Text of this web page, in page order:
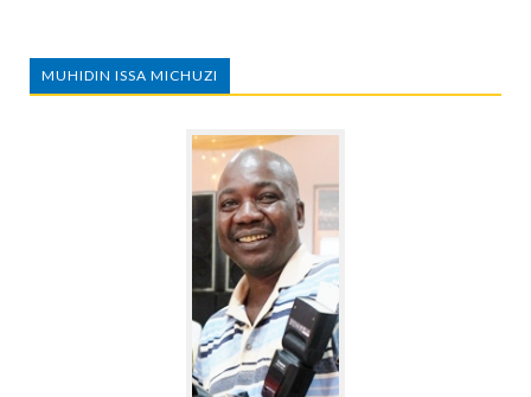
MUHIDIN ISSA MICHUZI